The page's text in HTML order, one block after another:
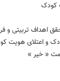
کودک
اهداف تربیتی و
و اعتلای هویت
« خیر »